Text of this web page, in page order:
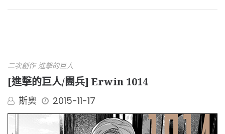
二次創作 進擊的巨人
[進擊的巨人/團兵] Erwin 1014
斯奧 2015-11-17